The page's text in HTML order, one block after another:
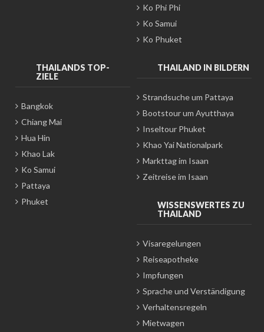
Ko Phi Phi
Ko Samui
Ko Phuket
THAILANDS TOP-
ZIELE
Bangkok
Chiang Mai
Hua Hin
Khao Lak
Ko Samui
Pattaya
Phuket
THAILAND IN BILDERN
Strandsuche um Pattaya
Bootstour um Ayutthaya
Inseltour Phuket
Khao Yai Nationalpark
Markttag im Isaan
Zeitreise im Isaan
WISSENSWERTES ZU
THAILAND
Visaregelungen
Reiseapotheke
Impfungen
Sprache und Verständigung
Verhaltensregeln
Mietwagen